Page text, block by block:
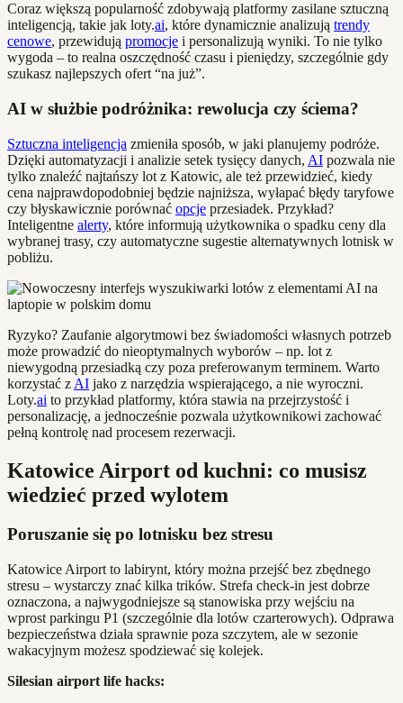
Coraz większą popularność zdobywają platformy zasilane sztuczną
inteligencją, takie jak loty.ai, które dynamicznie analizują trendy
cenowe, przewidują promocje i personalizują wyniki. To nie tylko
wygoda – to realna oszczędność czasu i pieniędzy, szczególnie gdy
szukasz najlepszych ofert “na już”.
AI w służbie podróżnika: rewolucja czy ściema?
Sztuczna inteligencja zmieniła sposób, w jaki planujemy podróże.
Dzięki automatyzacji i analizie setek tysięcy danych, AI pozwala nie
tylko znaleźć najtańszy lot z Katowic, ale też przewidzieć, kiedy
cena najprawdopodobniej będzie najniższa, wyłapać błędy taryfowe
czy błyskawicznie porównać opcje przesiadek. Przykład?
Inteligentne alerty, które informują użytkownika o spadku ceny dla
wybranej trasy, czy automatyczne sugestie alternatywnych lotnisk w
pobliżu.
Ryzyko? Zaufanie algorytmowi bez świadomości własnych potrzeb
może prowadzić do nieoptymalnych wyborów – np. lot z
niewygodną przesiadką czy poza preferowanym terminem. Warto
korzystać z AI jako z narzędzia wspierającego, a nie wyroczni.
Loty.ai to przykład platformy, która stawia na przejrzystość i
personalizację, a jednocześnie pozwala użytkownikowi zachować
pełną kontrolę nad procesem rezerwacji.
Katowice Airport od kuchni: co musisz
wiedzieć przed wylotem
Poruszanie się po lotnisku bez stresu
Katowice Airport to labirynt, który można przejść bez zbędnego
stresu – wystarczy znać kilka trików. Strefa check-in jest dobrze
oznaczona, a najwygodniejsze są stanowiska przy wejściu na
wprost parkingu P1 (szczególnie dla lotów czarterowych). Odprawa
bezpieczeństwa działa sprawnie poza szczytem, ale w sezonie
wakacyjnym możesz spodziewać się kolejek.
Silesian airport life hacks: